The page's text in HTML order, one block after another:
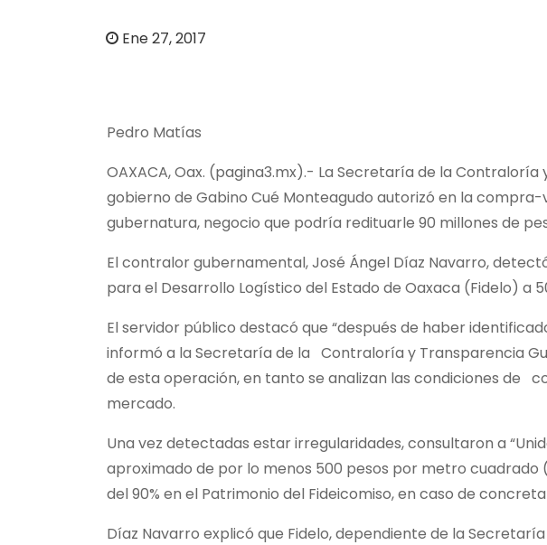
Ene 27, 2017
Pedro Matías
OAXACA, Oax. (pagina3.mx).- La Secretaría de la
gobierno de Gabino Cué Monteagudo autorizó en la
gubernatura, negocio que podría redituarle 90 millones de
El contralor gubernamental, José Ángel Díaz Navarro,
para el Desarrollo Logístico del Estado de Oaxaca (Fidelo) a
El servidor público destacó que “después de haber
informó a la Secretaría de la Contraloría y Transparencia
de esta operación, en tanto se analizan las condiciones de
mercado.
Una vez detectadas estar irregularidades, consultaron a
aproximado de por lo menos 500 pesos por metro
del 90% en el Patrimonio del Fideicomiso, en caso de
Díaz Navarro explicó que Fidelo, dependiente de la